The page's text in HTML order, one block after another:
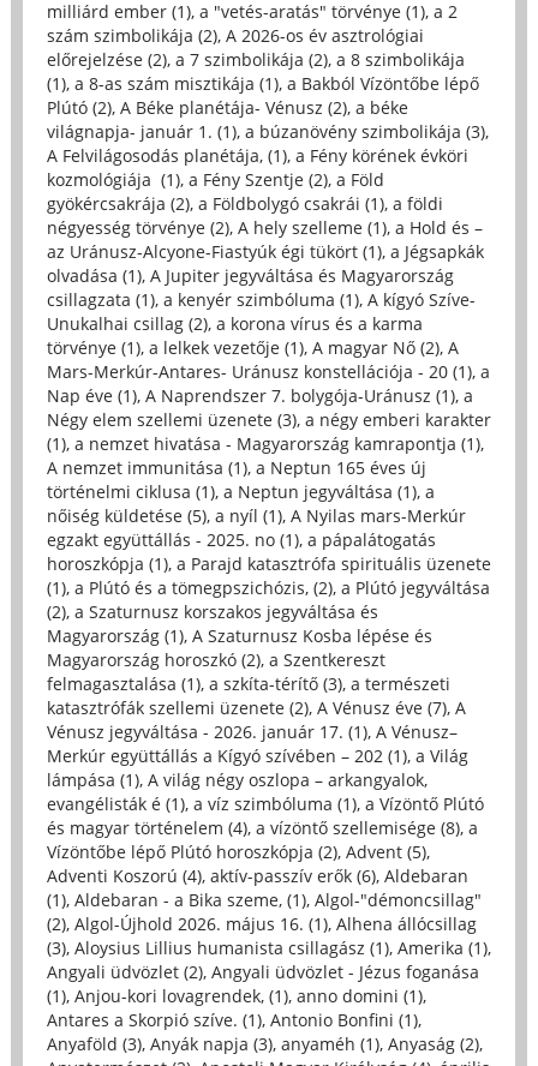
milliárd ember (1), a "vetés-aratás" törvénye (1), a 2
szám szimbolikája (2), A 2026-os év asztrológiai
előrejelzése (2), a 7 szimbolikája (2), a 8 szimbolikája
(1), a 8-as szám misztikája (1), a Bakból Vízöntőbe lépő
Plútó (2), A Béke planétája- Vénusz (2), a béke
világnapja- január 1. (1), a búzanövény szimbolikája (3),
A Felvilágosodás planétája, (1), a Fény körének évköri
kozmológiája (1), a Fény Szentje (2), a Föld
gyökércsakrája (2), a Földbolygó csakrái (1), a földi
négyesség törvénye (2), A hely szelleme (1), a Hold és –
az Uránusz-Alcyone-Fiastyúk égi tükört (1), a Jégsapkák
olvadása (1), A Jupiter jegyváltása és Magyarország
csillagzata (1), a kenyér szimbóluma (1), A kígyó Szíve-
Unukalhai csillag (2), a korona vírus és a karma
törvénye (1), a lelkek vezetője (1), A magyar Nő (2), A
Mars-Merkúr-Antares- Uránusz konstellációja - 20 (1), a
Nap éve (1), A Naprendszer 7. bolygója-Uránusz (1), a
Négy elem szellemi üzenete (3), a négy emberi karakter
(1), a nemzet hivatása - Magyarország kamrapontja (1),
A nemzet immunitása (1), a Neptun 165 éves új
történelmi ciklusa (1), a Neptun jegyváltása (1), a
nőiség küldetése (5), a nyíl (1), A Nyilas mars-Merkúr
egzakt együttállás - 2025. no (1), a pápalátogatás
horoszkópja (1), a Parajd katasztrófa spirituális üzenete
(1), a Plútó és a tömegpszichózis, (2), a Plútó jegyváltása
(2), a Szaturnusz korszakos jegyváltása és
Magyarország (1), A Szaturnusz Kosba lépése és
Magyarország horoszkó (2), a Szentkereszt
felmagasztalása (1), a szkíta-térítő (3), a természeti
katasztrófák szellemi üzenete (2), A Vénusz éve (7), A
Vénusz jegyváltása - 2026. január 17. (1), A Vénusz–
Merkúr együttállás a Kígyó szívében – 202 (1), a Világ
lámpása (1), A világ négy oszlopa – arkangyalok,
evangélisták é (1), a víz szimbóluma (1), a Vízöntő Plútó
és magyar történelem (4), a vízöntő szellemisége (8), a
Vízöntőbe lépő Plútó horoszkópja (2), Advent (5),
Adventi Koszorú (4), aktív-passzív erők (6), Aldebaran
(1), Aldebaran - a Bika szeme, (1), Algol-"démoncsillag"
(2), Algol-Újhold 2026. május 16. (1), Alhena állócsillag
(3), Aloysius Lillius humanista csillagász (1), Amerika (1),
Angyali üdvözlet (2), Angyali üdvözlet - Jézus foganása
(1), Anjou-kori lovagrendek, (1), anno domini (1),
Antares a Skorpió szíve. (1), Antonio Bonfini (1),
Anyaföld (3), Anyák napja (3), anyaméh (1), Anyaság (2),